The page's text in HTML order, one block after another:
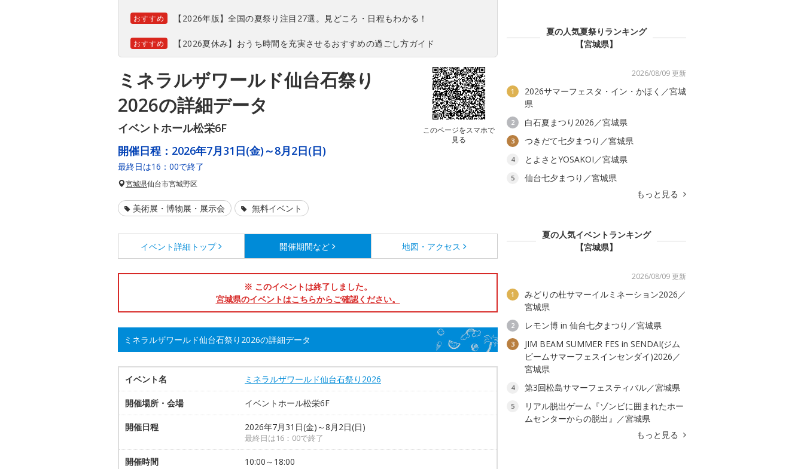
おすすめ 【2026年版】全国の夏祭り注目27選。見どころ・日程もわかる！
おすすめ 【2026夏休み】おうち時間を充実させるおすすめの過ごし方ガイド
ミネラルザワールド仙台石祭り
2026の詳細データ
イベントホール松栄6F
このページをスマホで
見る
開催日程： 2026年7月31日(金)～8月2日(日)
最終日は16：00で終了
宮城県仙台市宮城野区
美術展・博物展・展示会 無料イベント
イベント詳細 トップ 開催期間など 地図・アクセス
※ このイベントは終了しました。
宮城県のイベントはこちらからご確認ください。
ミネラルザワールド仙台石祭り2026の詳細データ
イベント名 ミネラルザワールド仙台石祭り2026
開催場所・会場 イベントホール松栄6F
開催日程 2026年7月31日(金)～8月2日(日)
最終日は16：00で終了
開催時間 10:00～18:00
夏の人気夏祭りランキング
【宮城県】
2026/08/09 更新
1
2026サマーフェスタ・イン・かほく／宮城
県
2 白石夏まつり2026／宮城県
3 つきだて七夕まつり／宮城県
4 とよさとYOSAKOI／宮城県
5
仙台七夕まつり／宮城県
もっと見る
夏の人気イベントランキング
【宮城県】
2026/08/09 更新
1
みどりの杜サマーイルミネーション2026／
宮城県
2 レモン博 in 仙台七夕まつり／宮城県
3
JIM BEAM SUMMER FES in SENDAI(ジム
ビームサマーフェスインセンダイ)2026／
宮城県
4 第3回松島サマーフェスティバル／宮城県
5
リアル脱出ゲーム『ゾンビに囲まれたホー
ムセンターからの脱出』／宮城県
もっと見る